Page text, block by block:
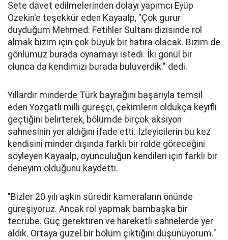
Sete davet edilmelerinden dolayı yapımcı Eyüp
Özekin'e teşekkür eden Kayaalp, "Çok gurur
duyduğum Mehmed: Fetihler Sultanı dizisinde rol
almak bizim için çok büyük bir hatıra olacak. Bizim de
gönlümüz burada oynamayı istedi. İki gönül bir
olunca da kendimizi burada buluverdik." dedi.
Yıllardır minderde Türk bayrağını başarıyla temsil
eden Yozgatlı milli güreşçi, çekimlerin oldukça keyifli
geçtiğini belirterek, bölümde birçok aksiyon
sahnesinin yer aldığını ifade etti. İzleyicilerin bu kez
kendisini minder dışında farklı bir rolde göreceğini
söyleyen Kayaalp, oyunculuğun kendileri için farklı bir
deneyim olduğunu kaydetti.
"Bizler 20 yılı aşkın süredir kameraların önünde
güreşiyoruz. Ancak rol yapmak bambaşka bir
tecrübe. Güç gerektiren ve hareketli sahnelerde yer
aldık. Ortaya güzel bir bölüm çıktığını düşünüyorum."